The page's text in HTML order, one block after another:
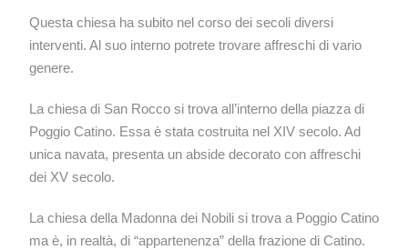
Questa chiesa ha subito nel corso dei secoli diversi
interventi. Al suo interno potrete trovare affreschi di vario
genere.
La chiesa di San Rocco si trova all’interno della piazza di
Poggio Catino. Essa è stata costruita nel XIV secolo. Ad
unica navata, presenta un abside decorato con affreschi
dei XV secolo.
La chiesa della Madonna dei Nobili si trova a Poggio Catino
ma è, in realtà, di “appartenenza” della frazione di Catino.